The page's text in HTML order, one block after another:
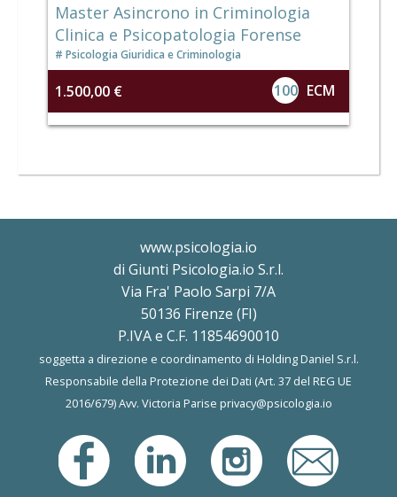
Master Asincrono in Criminologia
Clinica e Psicopatologia Forense
Psicologia Giuridica e Criminologia
1.500,00 € 100 ECM
www.psicologia.io
di Giunti Psicologia.io S.r.l.
Via Fra' Paolo Sarpi 7/A
50136 Firenze (FI)
P.IVA e C.F. 11854690010
soggetta a direzione e coordinamento di Holding Daniel S.r.l.
Responsabile della Protezione dei Dati (Art. 37 del REG UE
2016/679) Avv. Victoria Parise privacy@psicologia.io